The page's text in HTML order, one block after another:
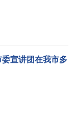
宣讲团在我市多